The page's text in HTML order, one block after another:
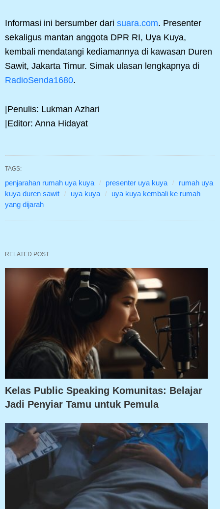
Informasi ini bersumber dari suara.com. Presenter
sekaligus mantan anggota DPR RI, Uya Kuya,
kembali mendatangi kediamannya di kawasan Duren
Sawit, Jakarta Timur. Simak ulasan lengkapnya di
RadioSenda1680.
|Penulis: Lukman Azhari
|Editor: Anna Hidayat
TAGS:
penjarahan rumah uya kuya presenter uya kuya
rumah uya
kuya duren sawit
uya kuya
uya kuya kembali ke rumah
yang dijarah
RELATED POST
Kelas Public Speaking Komunitas: Belajar
Jadi Penyiar Tamu untuk Pemula